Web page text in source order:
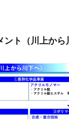
ト（川上から